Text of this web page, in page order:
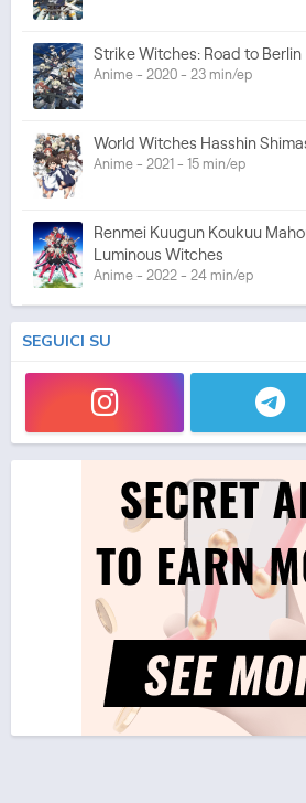
Strike Witches: Road to Berlin
Anime - 2020 - 23 min/ep
World Witches Hasshin
Anime - 2021 - 15 min/ep
Renmei Kuugun Koukuu
Luminous Witches
Anime - 2022 - 24 min/ep
SEGUICI SU